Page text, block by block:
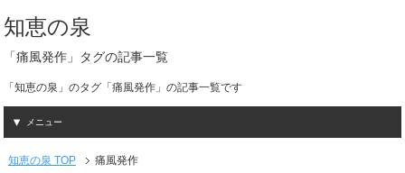
知恵の泉
「痛風発作」タグの記事一覧
「知恵の泉」のタグ「痛風発作」の記事一覧です
メニュー
知恵の泉 TOP 痛風発作